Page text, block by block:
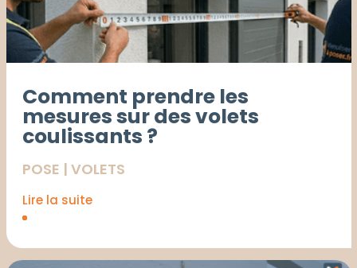
Comment prendre les
mesures sur des volets
coulissants ?
POSE | VOLETS
Lire la suite